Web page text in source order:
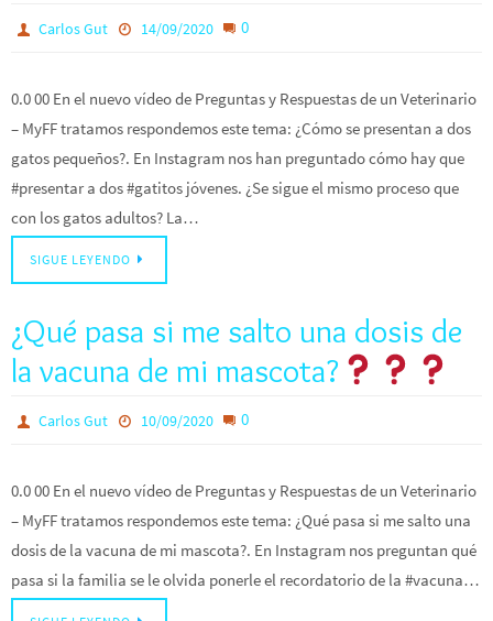
Carlos Gut 14/09/2020 0
0.0 00 En el nuevo vídeo de Preguntas y Respuestas de un Veterinario
– MyFF tratamos respondemos este tema: ¿Cómo se presentan a dos
gatos pequeños?. En Instagram nos han preguntado cómo hay que
#presentar a dos #gatitos jóvenes. ¿Se sigue el mismo proceso que
con los gatos adultos? La…
SIGUE LEYENDO
¿Qué pasa si me salto una dosis de
la vacuna de mi mascota?
Carlos Gut 10/09/2020 0
0.0 00 En el nuevo vídeo de Preguntas y Respuestas de un Veterinario
– MyFF tratamos respondemos este tema: ¿Qué pasa si me salto una
dosis de la vacuna de mi mascota?. En Instagram nos preguntan qué
pasa si la familia se le olvida ponerle el recordatorio de la #vacuna…